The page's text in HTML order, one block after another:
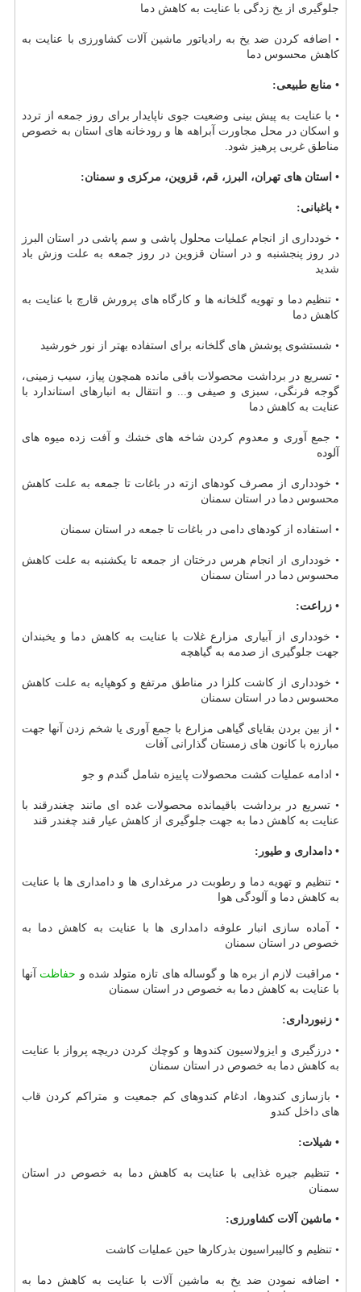
جلوگیری از یخ زدگی با عنایت به كاهش دما
• اضافه كردن ضد یخ به رادیاتور ماشین آلات كشاورزی با عنایت به
كاهش محسوس دما
• منابع طبیعی:
• با عنایت به پیش بینی وضعیت جوی ناپایدار برای روز جمعه از تردد
و اسكان در محل مجاورت آبراهه ها و رودخانه های استان به خصوص
مناطق غربی پرهیز شود.
• استان های تهران، البرز، قم، قزوین، مركزی و سمنان:
• باغبانی:
• خودداری از انجام عملیات محلول پاشی و سم پاشی در استان البرز
در روز پنجشنبه و در استان قزوین در روز جمعه به علت وزش باد
شدید
• تنظیم دما و تهویه گلخانه ها و كارگاه های پرورش قارچ با عنایت به
كاهش دما
• شستشوی پوشش های گلخانه برای استفاده بهتر از نور خورشید
• تسریع در برداشت محصولات باقی مانده همچون پیاز، سیب زمینی،
گوجه فرنگی، سبزی و صیفی و... و انتقال به انبارهای استاندارد با
عنایت به كاهش دما
• جمع آوری و معدوم كردن شاخه های خشك و آفت زده میوه های
آلوده
• خودداری از مصرف كودهای ازته در باغات تا جمعه به علت كاهش
محسوس دما در استان سمنان
• استفاده از كودهای دامی در باغات تا جمعه در استان سمنان
• خودداری از انجام هرس درختان از جمعه تا یكشنبه به علت كاهش
محسوس دما در استان سمنان
• زراعت:
• خودداری از آبیاری مزارع غلات با عنایت به كاهش دما و یخبندان
جهت جلوگیری از صدمه به گیاهچه
• خودداری از كاشت كلزا در مناطق مرتفع و كوهپایه به علت كاهش
محسوس دما در استان سمنان
• از بین بردن بقایای گیاهی مزارع با جمع آوری یا شخم زدن آنها جهت
مبارزه با كانون های زمستان گذارانی آفات
• ادامه عملیات كشت محصولات پاییزه شامل گندم و جو
• تسریع در برداشت باقیمانده محصولات غده ای مانند چغندرقند با
عنایت به كاهش دما به جهت جلوگیری از كاهش عیار قند چغندر قند
• دامداری و طیور:
• تنظیم و تهویه دما و رطوبت در مرغداری ها و دامداری ها با عنایت
به كاهش دما و آلودگی هوا
• آماده سازی انبار علوفه دامداری ها با عنایت به كاهش دما به
خصوص در استان سمنان
• مراقبت لازم از بره ها و گوساله های تازه متولد شده و حفاظت آنها
با عنایت به كاهش دما به خصوص در استان سمنان
• زنبورداری:
• درزگیری و ایزولاسیون كندوها و كوچك كردن دریچه پرواز با عنایت
به كاهش دما به خصوص در استان سمنان
• بازسازی كندوها، ادغام كندوهای كم جمعیت و متراكم كردن قاب
های داخل كندو
• شیلات:
• تنظیم جیره غذایی با عنایت به كاهش دما به خصوص در استان
سمنان
• ماشین آلات كشاورزی:
• تنظیم و كالیبراسیون بذركارها حین عملیات كاشت
• اضافه نمودن ضد یخ به ماشین آلات با عنایت به كاهش دما به